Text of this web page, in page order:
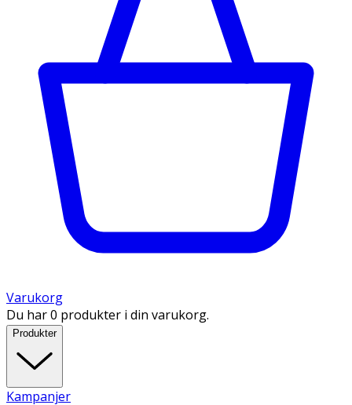
Varukorg
Du har 0 produkter i din varukorg.
Produkter
Kampanjer